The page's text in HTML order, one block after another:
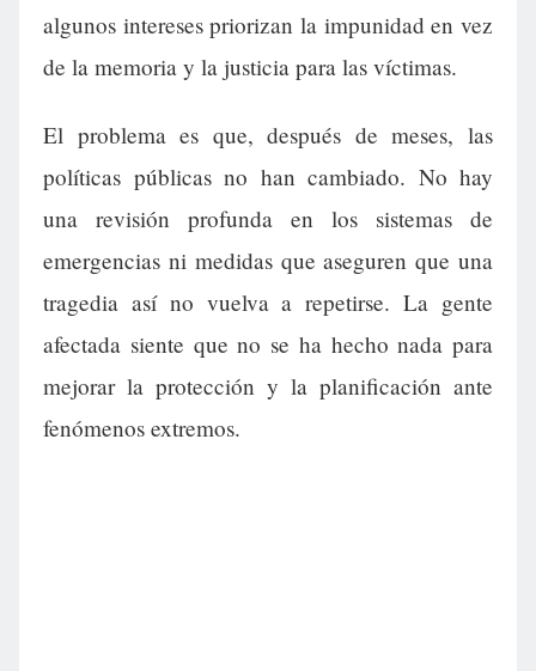
algunos intereses priorizan la impunidad en vez
de la memoria y la justicia para las víctimas.
El problema es que, después de meses, las
políticas públicas no han cambiado. No hay
una revisión profunda en los sistemas de
emergencias ni medidas que aseguren que una
tragedia así no vuelva a repetirse. La gente
afectada siente que no se ha hecho nada para
mejorar la protección y la planificación ante
fenómenos extremos.